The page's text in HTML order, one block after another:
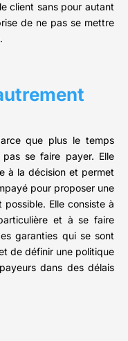
client sans pour autant
de ne pas se mettre
que plus le temps
se faire payer. Elle
à la décision et permet
pour proposer une
Elle consiste à
et à se faire
garanties qui se sont
de définir une politique
dans des délais